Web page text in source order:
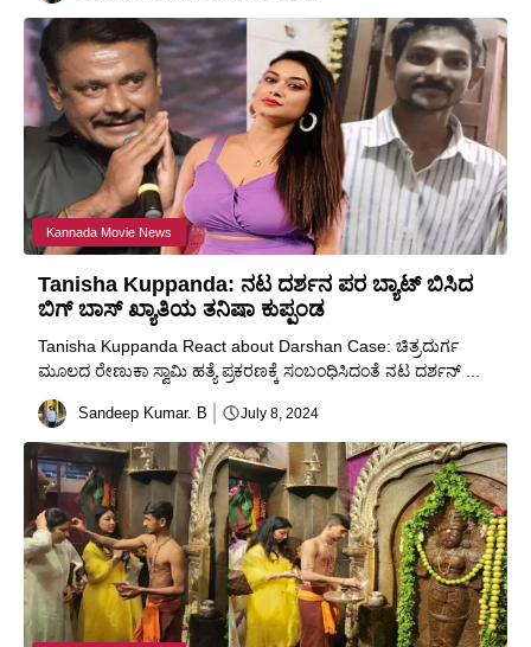
Kannada Movie News
Tanisha Kuppanda: ನಟ ದರ್ಶನ ಪರ ಬ್ಯಾಟ್ ಬಿಸಿದ
ಬಿಗ್ ಬಾಸ್ ಖ್ಯಾತಿಯ ತನಿಷಾ ಕುಪ್ಪಂಡ
Tanisha Kuppanda React about Darshan Case: ಚಿತ್ರದುರ್ಗ
ಮೂಲದ ರೇಣುಕಾ ಸ್ವಾಮಿ ಹತ್ಯೆ ಪ್ರಕರಣಕ್ಕೆ ಸಂಬಂಧಿಸಿದಂತೆ ನಟ ದರ್ಶನ್ ...
Sandeep Kumar. B July 8, 2024